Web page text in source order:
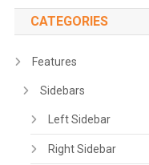
CATEGORIES
Features
Sidebars
Left Sidebar
Right Sidebar